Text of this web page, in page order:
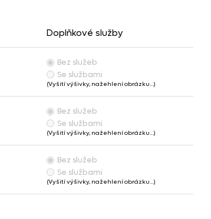
Doplňkové služby
Bez služeb
Se službami
(Vyšití výšivky, nažehlení obrázku…)
Bez služeb
Se službami
(Vyšití výšivky, nažehlení obrázku…)
Bez služeb
Se službami
(Vyšití výšivky, nažehlení obrázku…)